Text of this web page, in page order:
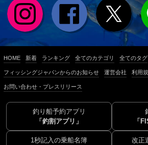
HOME 新着 ランキング 全てのカテゴリ 全てのタグ
フィッシングジャパンからのお知らせ 運営会社 利用
お問い合わせ・プレスリリース
釣り船予約アプリ
「釣割アプリ」
「
1秒記入の乗船名簿
改正